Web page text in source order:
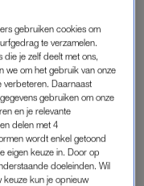
hij ervaarde nadat
zijn toenmalige
maakt fouten, ik ook.
Zo kijk ik erop
geweest en
mezelf en dat heeft
dan heel
gebruiken cookies om
te verzamelen.
die je zelf deelt met ons,
we om het gebruik van onze
verbeteren. Daarnaast
gebruiken om onze
en je relevante
delen met 4
wordt enkel getoond
eigen keuze in. Door op
doeleinden. Wil
keuze kun je opnieuw